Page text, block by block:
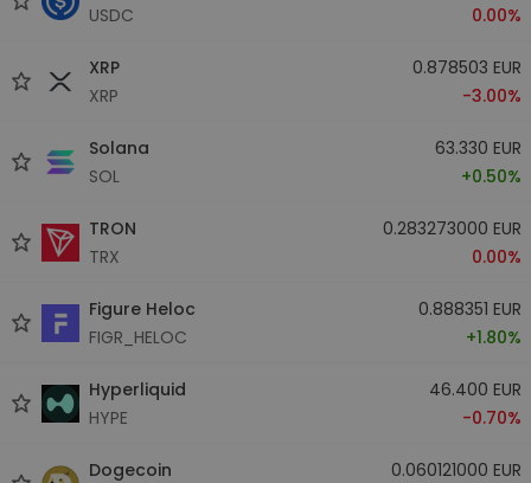
USDC
0.00%
XRP
XRP
0.878503 EUR
-3.00%
Solana
SOL
63.330 EUR
+0.50%
TRON
TRX
0.283273000 EUR
0.00%
Figure Heloc
FIGR_HELOC
0.888351 EUR
+1.80%
Hyperliquid
HYPE
46.400 EUR
-0.70%
Dogecoin
0.060121000 EUR